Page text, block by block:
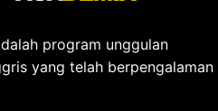
program unggulan
yang telah berpengalaman